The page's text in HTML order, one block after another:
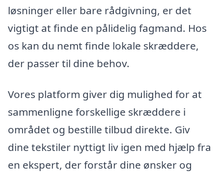
løsninger eller bare rådgivning, er det
vigtigt at finde en pålidelig fagmand. Hos
os kan du nemt finde lokale skræddere,
der passer til dine behov.
Vores platform giver dig mulighed for at
sammenligne forskellige skræddere i
området og bestille tilbud direkte. Giv
dine tekstiler nyttigt liv igen med hjælp fra
en ekspert, der forstår dine ønsker og